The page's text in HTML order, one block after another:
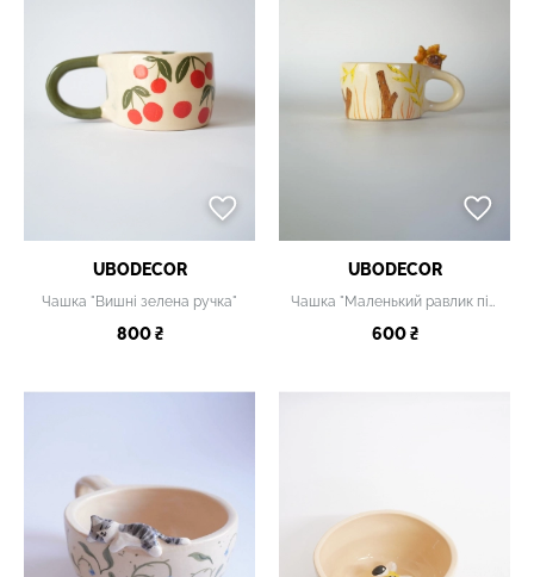
UBODECOR
Чашка "Вишні зелена ручка"
800 ₴
UBODECOR
600 ₴